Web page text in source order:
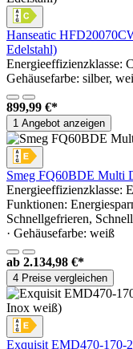
Hanseatic
Edelstahl)
Energieeffizienzklasse:
Gehäusefarbe: silber,
899,99 €*
1 Angebot anzeigen
Smeg FQ60BDE Multi
Energieeffizienzklasse:
Funktionen:
Schnellgefrieren,
· Gehäusefarbe: weiß
ab 2.134,98 €*
4 Preise vergleichen
Exquisit EMD470-170-